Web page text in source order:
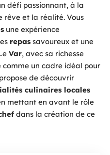
défi passionnant, à la
rêve et la réalité. Vous
une expérience
repas savoureux et une
Var, avec sa richesse
un cadre idéal pour
de découvrir
culinaires locales
mettant en avant le rôle
dans la création de ce